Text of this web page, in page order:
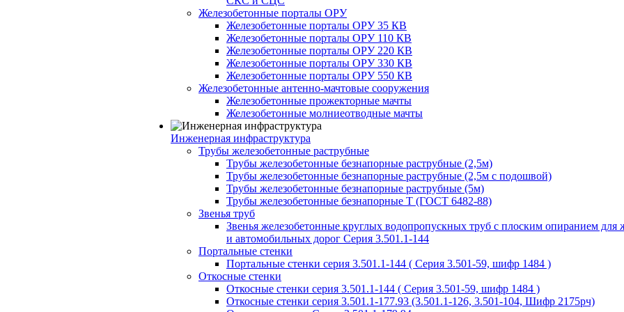
Железобетонные порталы ОРУ
Железобетонные порталы ОРУ 35 КВ
Железобетонные порталы ОРУ 110 КВ
Железобетонные порталы ОРУ 220 КВ
Железобетонные порталы ОРУ 330 КВ
Железобетонные порталы ОРУ 550 КВ
Железобетонные антенно-мачтовые сооружения
Железобетонные прожекторные мачты
Железобетонные молниеотводные мачты
Инженерная инфраструктура
Трубы железобетонные раструбные
Трубы железобетонные безнапорные раструбные (2,5м)
Трубы железобетонные безнапорные раструбные (2,5м с подошвой)
Трубы железобетонные безнапорные раструбные (5м)
Трубы железобетонные безнапорные Т (ГОСТ 6482-88)
Звенья труб
Звенья железобетонные круглых водопропускных труб с плоским опиранием для
и автомобильных дорог Серия 3.501.1-144
Портальные стенки
Портальные стенки серия 3.501.1-144 ( Серия 3.501-59, шифр 1484 )
Откосные стенки
Откосные стенки серия 3.501.1-144 ( Серия 3.501-59, шифр 1484 )
Откосные стенки серия 3.501.1-177.93 (3.501.1-126, 3.501-104, Шифр 2175рч)